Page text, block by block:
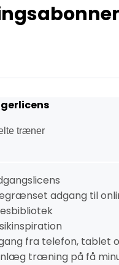
træner
adgang til
fra telefon, tablet
træning på få